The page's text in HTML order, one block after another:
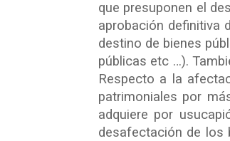
que presuponen el
aprobación definitiva
destino de bienes
públicas etc …).
Respecto a la
patrimoniales por
adquiere por
desafectación de los